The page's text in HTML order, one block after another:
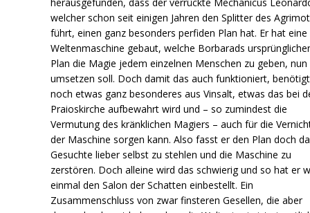
welcher schon seit einigen Jahren den Splitter des
führt, einen ganz besonders perfiden Plan hat. Er hat eine
Weltenmaschine gebaut, welche Borbarads
Plan die Magie jedem einzelnen Menschen zu geben, nun
umsetzen soll. Doch damit das auch funktioniert,
noch etwas ganz besonderes aus Vinsalt, etwas das bei
Praioskirche aufbewahrt wird und – so zumindest die
Vermutung des kränklichen Magiers – auch für die
der Maschine sorgen kann. Also fasst er den Plan doch
Gesuchte lieber selbst zu stehlen und die Maschine zu
zerstören. Doch alleine wird das schwierig und so hat er
einmal den Salon der Schatten einbestellt. Ein
Zusammenschluss von zwar finsteren Gesellen, die aber